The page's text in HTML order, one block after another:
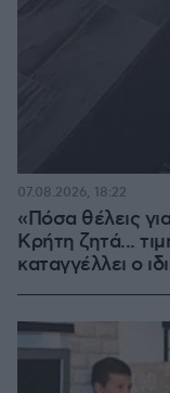
«Πόσα θέλεις
Κρήτη ζητά...
καταγγέλλει ο
07.08.2026, 18:22